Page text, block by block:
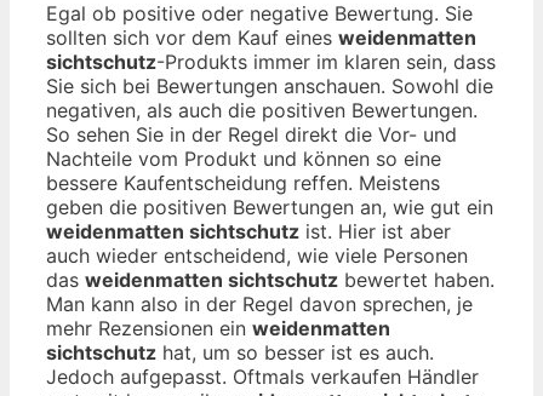
Egal ob positive oder negative Bewertung. Sie
sollten sich vor dem Kauf eines weidenmatten
sichtschutz-Produkts immer im klaren sein, dass
Sie sich bei Bewertungen anschauen. Sowohl die
negativen, als auch die positiven Bewertungen.
So sehen Sie in der Regel direkt die Vor- und
Nachteile vom Produkt und können so eine
bessere Kaufentscheidung reffen. Meistens
geben die positiven Bewertungen an, wie gut ein
weidenmatten sichtschutz ist. Hier ist aber
auch wieder entscheidend, wie viele Personen
das weidenmatten sichtschutz bewertet haben.
Man kann also in der Regel davon sprechen, je
mehr Rezensionen ein weidenmatten
sichtschutz hat, um so besser ist es auch.
Jedoch aufgepasst. Oftmals verkaufen Händler